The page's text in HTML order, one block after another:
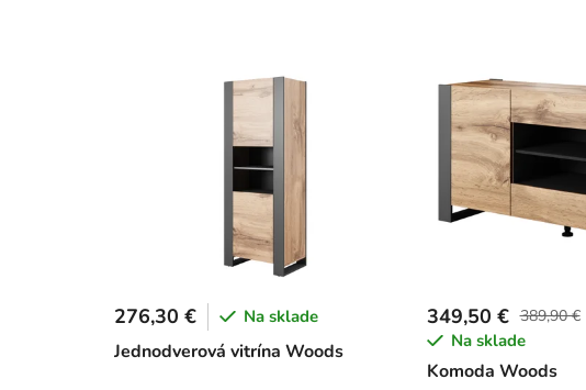
Jednodverová vitrína Woods
276,30 € Na sklade
Komoda Woods
349,50 € 389,90 €
Na sklade